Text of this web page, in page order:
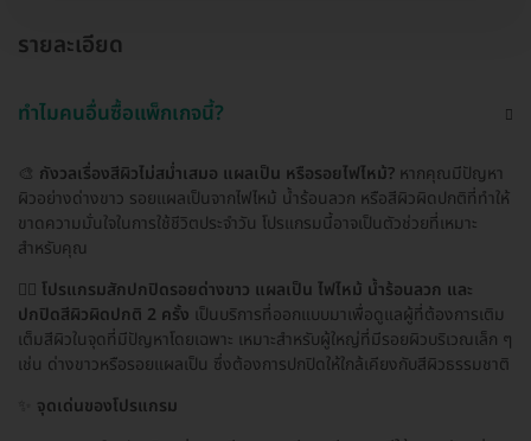
รายละเอียด
ทำไมคนอื่นซื้อแพ็กเกจนี้?
🎨 กังวลเรื่องสีผิวไม่สม่ำเสมอ แผลเป็น หรือรอยไฟไหม้? หากคุณมีปัญหา
ผิวอย่างด่างขาว รอยแผลเป็นจากไฟไหม้ น้ำร้อนลวก หรือสีผิวผิดปกติที่ทำให้
ขาดความมั่นใจในการใช้ชีวิตประจำวัน โปรแกรมนี้อาจเป็นตัวช่วยที่เหมาะ
สำหรับคุณ
👩‍⚕️ โปรแกรมสักปกปิดรอยด่างขาว แผลเป็น ไฟไหม้ น้ำร้อนลวก และ
ปกปิดสีผิวผิดปกติ 2 ครั้ง เป็นบริการที่ออกแบบมาเพื่อดูแลผู้ที่ต้องการเติม
เต็มสีผิวในจุดที่มีปัญหาโดยเฉพาะ เหมาะสำหรับผู้ใหญ่ที่มีรอยผิวบริเวณเล็ก ๆ
เช่น ด่างขาวหรือรอยแผลเป็น ซึ่งต้องการปกปิดให้ใกล้เคียงกับสีผิวธรรมชาติ
จุดเด่นของโปรแกรม